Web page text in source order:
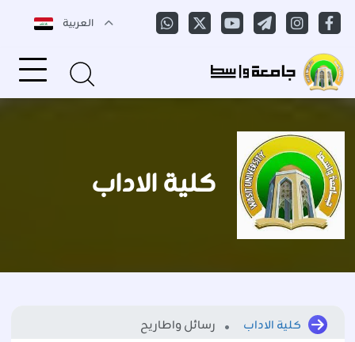
العربية
كلية الاداب
كلية الاداب رسائل واطاريح